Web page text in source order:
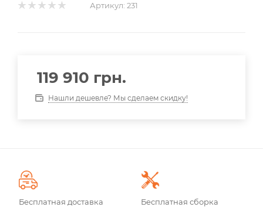
Артикул: 231
119 910 грн.
Нашли дешевле? Мы сделаем скидку!
Бесплатная доставка Бесплатная сборка